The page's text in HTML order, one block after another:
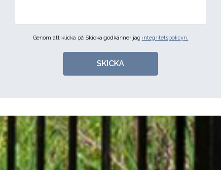
Genom att klicka på Skicka godkänner jag integritetspolicyn.
SKICKA